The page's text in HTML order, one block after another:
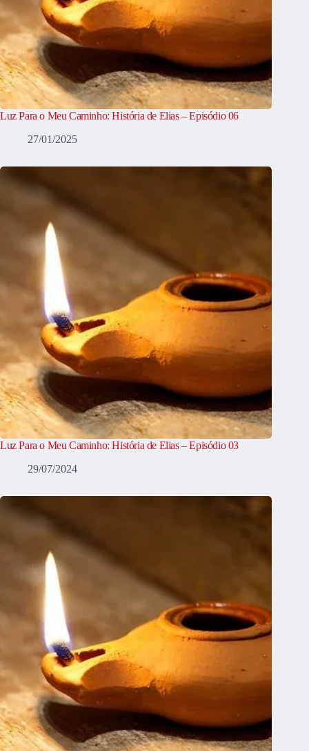
Luz Para o Meu Caminho: História de Elias – Episódio 06
27/01/2025
Luz Para o Meu Caminho: História de Elias – Episódio 03
29/07/2024